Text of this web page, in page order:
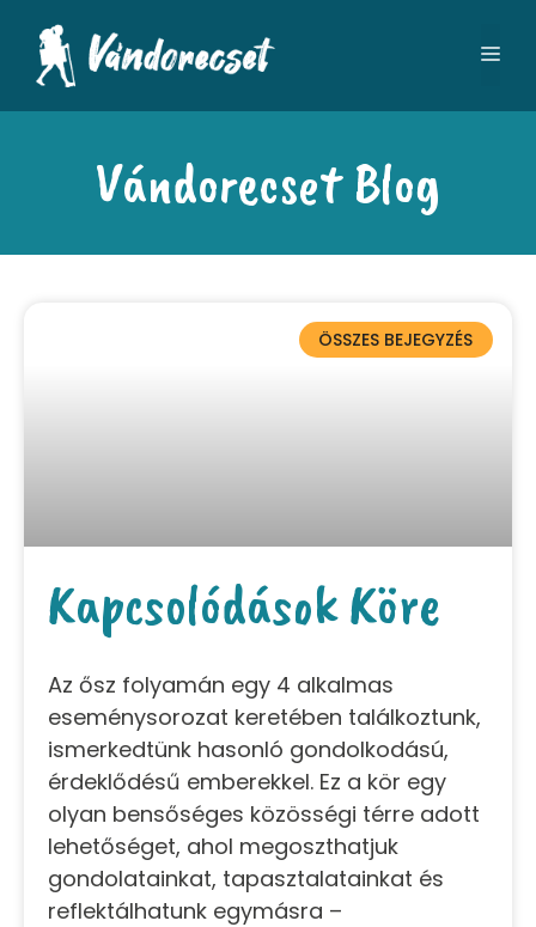
Vándorecset Blog
ÖSSZES BEJEGYZÉS
Kapcsolódások Köre
Az ősz folyamán egy 4 alkalmas
eseménysorozat keretében találkoztunk,
ismerkedtünk hasonló gondolkodású,
érdeklődésű emberekkel. Ez a kör egy
olyan bensőséges közösségi térre adott
lehetőséget, ahol megoszthatjuk
gondolatainkat, tapasztalatainkat és
reflektálhatunk egymásra –